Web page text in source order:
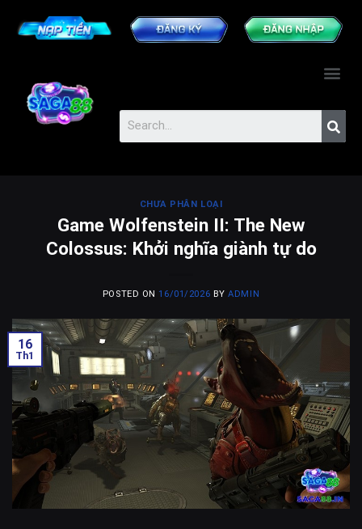
CHƯA PHÂN LOẠI
Game Wolfenstein II: The New
Colossus: Khởi nghĩa giành tự do
POSTED ON 16/01/2026 BYADMIN
16
Th1